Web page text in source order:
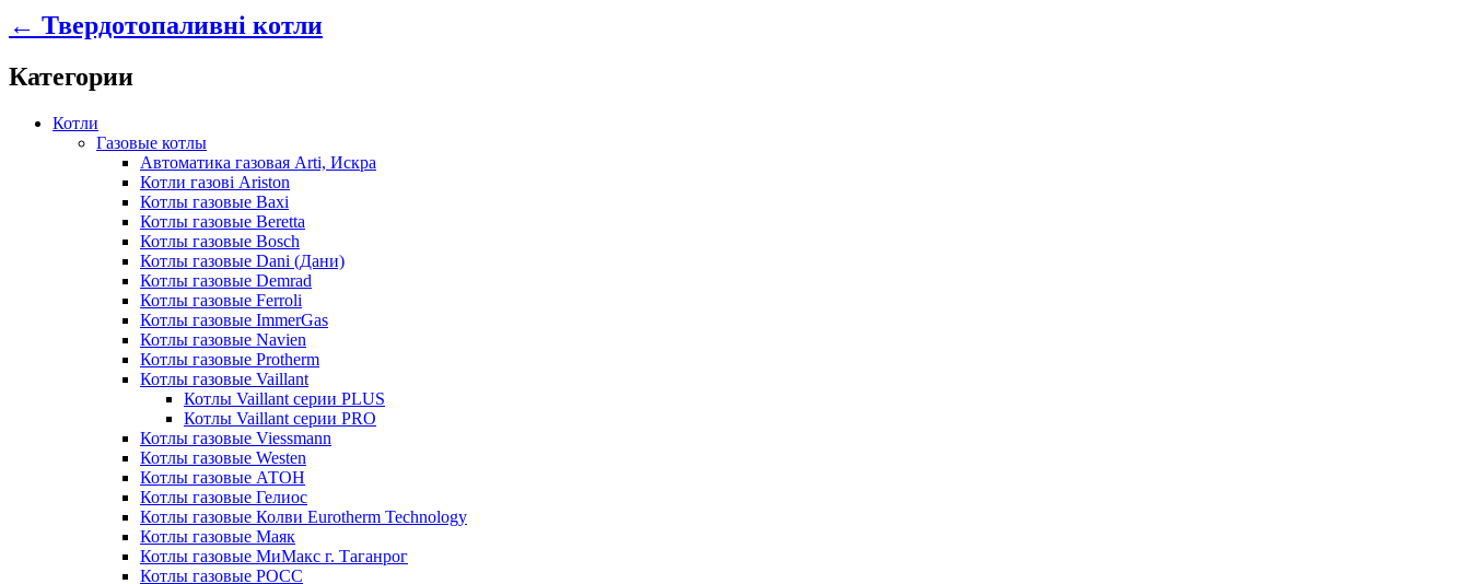
← Твердотопаливні котли
Категории
Котли
Газовые котлы
Автоматика газовая Arti, Искра
Котли газові Ariston
Котлы газовые Baxi
Котлы газовые Beretta
Котлы газовые Bosch
Котлы газовые Dani (Дани)
Котлы газовые Demrad
Котлы газовые Ferroli
Котлы газовые ImmerGas
Котлы газовые Navien
Котлы газовые Protherm
Котлы газовые Vaillant
Котлы Vaillant серии PLUS
Котлы Vaillant серии PRO
Котлы газовые Viessmann
Котлы газовые Westen
Котлы газовые АТОН
Котлы газовые Гелиос
Котлы газовые Колви Eurotherm Technology
Котлы газовые Маяк
Котлы газовые МиМакс г. Таганрог
Котлы газовые РОСС